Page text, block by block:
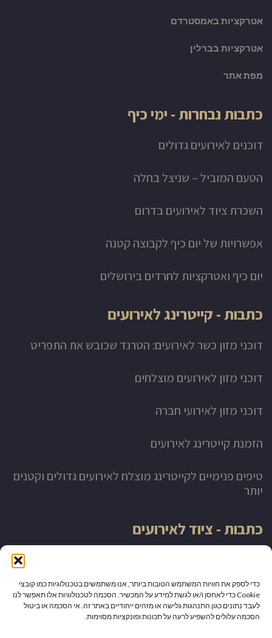
כדי לספק את חוויות המשתמש הטובות ביותר, אנו משתמשים בטכנולוגיות כמו קובצי
Cookie כדי לאחסן ו/או לגשת למידע על המכשיר. הסכמה לטכנולוגיות אלו תאפשר לנו
לעבד נתונים כגון התנהגות גלישה או מזהים ייחודיים באתר זה. אי הסכמה או ביטול
הסכמה עלולים להשפיע לרעה על תכונות ופונקציות מסוימות.
אטרקציות באמסטרדם
אטרקציות בברלין
מפת אתר
כתבות נבחרות - ימי כיף
דוכנים לאירועים גדולים
הטעם המוביל – שניצל בחלה
השכרת ציוד לאירועים בדרום
אפשרויות של יום כיף לקבוצה קטנה
יום כיף ואטרקציות לחרדים בירושלים
כתבות - קייטרינג לאירועים
דוכני מזון כשר לאירועים: הטרנד שכובש את התפריט
דוכני מזון לאירועים מוצלחים
דוכני מזון לאירועי חברה
הזמנת קייטרינג לאירועים
טיפים פנימיים לקייטרינג מוצלח לאירועים גדולים וקטנים
יותר
כתבות - ציוד לאירועים
השכרת ציוד לאירועים באשדוד